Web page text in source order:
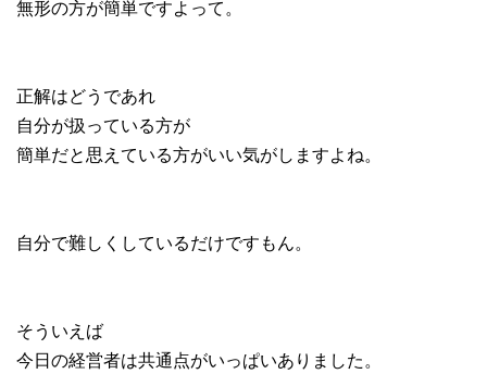
無形の方が簡単ですよって。
正解はどうであれ
自分が扱っている方が
簡単だと思えている方がいい気がしますよね。
自分で難しくしているだけですもん。
そういえば
今日の経営者は共通点がいっぱいありました。